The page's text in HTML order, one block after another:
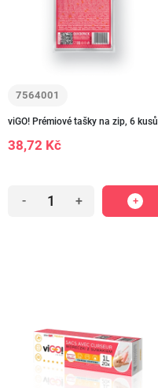
7564001
viGO! Prémiové tašky na zip, 6 kusů
38,72 Kč
- +